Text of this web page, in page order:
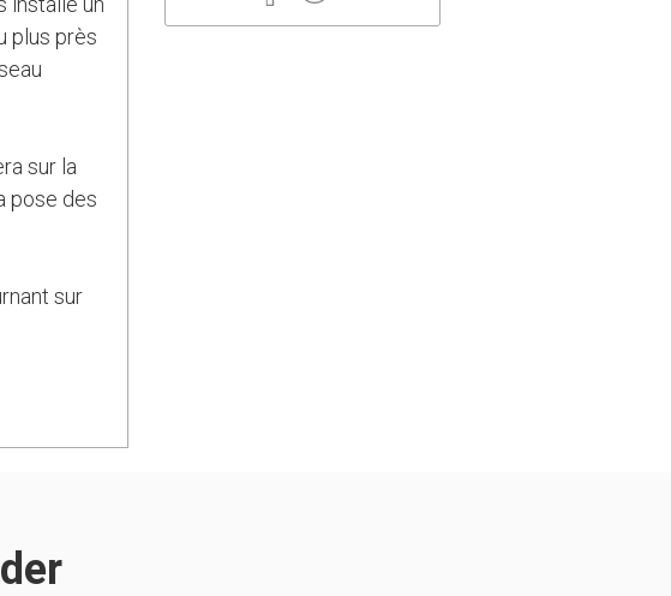
plus près
sur la
pose des
sur